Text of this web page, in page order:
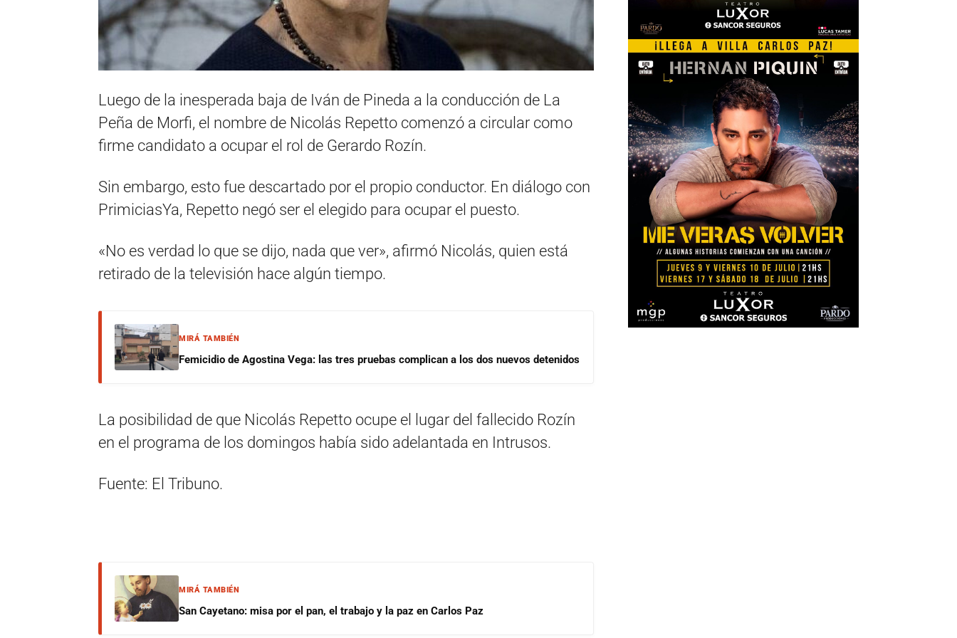
Luego de la inesperada baja de Iván de Pineda a la conducción de La
Peña de Morfi, el nombre de Nicolás Repetto comenzó a circular como
firme candidato a ocupar el rol de Gerardo Rozín.
Sin embargo, esto fue descartado por el propio conductor. En diálogo con
PrimiciasYa, Repetto negó ser el elegido para ocupar el puesto.
«No es verdad lo que se dijo, nada que ver», afirmó Nicolás, quien está
retirado de la televisión hace algún tiempo.
MIRÁ TAMBIÉN
Femicidio de Agostina Vega: las tres pruebas complican a los dos nuevos detenidos
La posibilidad de que Nicolás Repetto ocupe el lugar del fallecido Rozín
en el programa de los domingos había sido adelantada en Intrusos.
Fuente: El Tribuno.
MIRÁ TAMBIÉN
San Cayetano: misa por el pan, el trabajo y la paz en Carlos Paz